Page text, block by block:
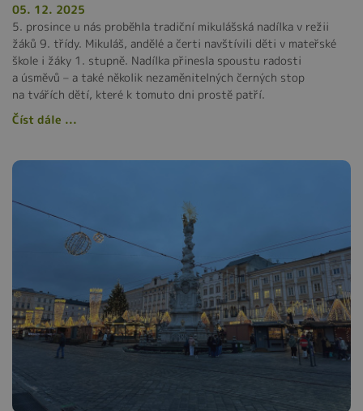
05. 12. 2025
5. prosince u nás proběhla tradiční mikulášská nadílka v režii
žáků 9. třídy. Mikuláš, andělé a čerti navštívili děti v mateřské
škole i žáky 1. stupně. Nadílka přinesla spoustu radosti
a úsměvů – a také několik nezaměnitelných černých stop
na tvářích dětí, které k tomuto dni prostě patří.
Číst dále ...